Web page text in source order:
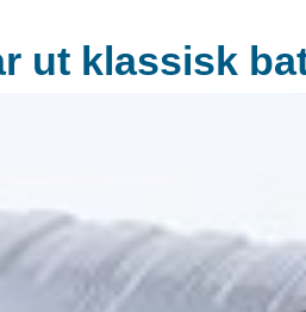
ut klassisk